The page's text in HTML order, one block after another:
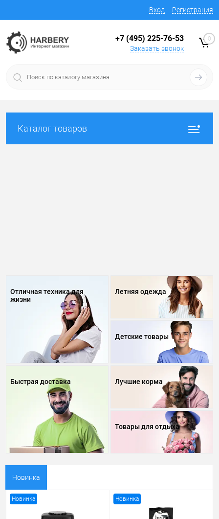
Вход Регистрация
+7 (495) 225-76-53
Заказать звонок
0
Каталог товаров
Отличная техника для
жизни
Летняя одежда
Детские товары
Быстрая доставка Лучшие корма
Товары для отдыха
Новинка
Новинка Новинка